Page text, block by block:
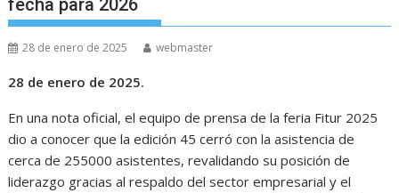
fecha para 2026
28 de enero de 2025 webmaster
28 de enero de 2025.
En una nota oficial, el equipo de prensa de la feria Fitur 2025
dio a conocer que la edición 45 cerró con la asistencia de
cerca de 255000 asistentes, revalidando su posición de
liderazgo gracias al respaldo del sector empresarial y el